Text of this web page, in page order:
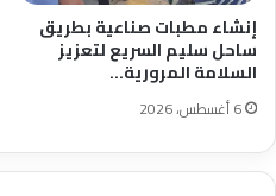
إنشاء مطبات صناعية بطريق
ساحل سليم السريع لتعزيز
السلامة المرورية…
6 أغسطس، 2026